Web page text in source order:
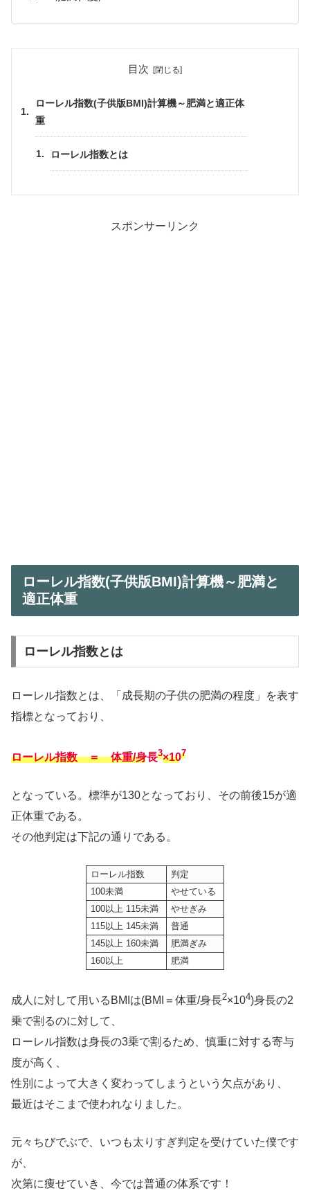
目次
ローレル指数(子供版BMI)計算機～肥満と適正体
重
ローレル指数とは
スポンサーリンク
ローレル指数(子供版BMI)計算機～肥満と
適正体重
ローレル指数とは
ローレル指数とは、「成長期の子供の肥満の程度」を表す
指標となっており、
ローレル指数 ＝ 体重/身長3×107
となっている。標準が130となっており、その前後15が適
正体重である。
その他判定は下記の通りである。
ローレル指数
判定
100未満
やせている
100以上 115未満
やせぎみ
115以上 145未満
普通
145以上 160未満
肥満ぎみ
160以上
肥満
成人に対して用いるBMIは(BMI＝体重/身長2×104)身長の2
乗で割るのに対して、
ローレル指数は身長の3乗で割るため、慎重に対する寄与
度が高く、
性別によって大きく変わってしまうという欠点があり、
最近はそこまで使われなりました。
元々ちびでぶで、いつも太りすぎ判定を受けていた僕です
が、
次第に痩せていき、今では普通の体系です！